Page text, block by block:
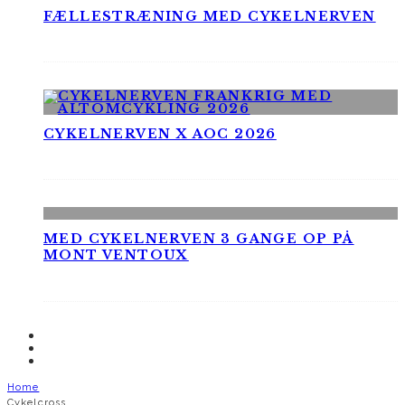
FÆLLESTRÆNING MED CYKELNERVEN
CYKELNERVEN X AOC 2026
MED CYKELNERVEN 3 GANGE OP PÅ
MONT VENTOUX
Home
Cykelcross